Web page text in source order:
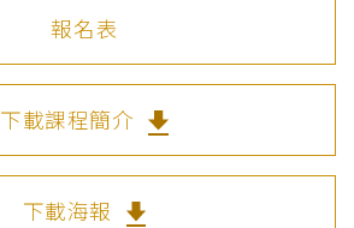
報名表
下載課程簡介
下載海報